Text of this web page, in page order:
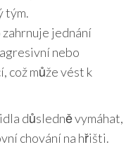
tým.
zahrnuje jednání
nebo
což může vést k
důsledně vymáhat,
chování na hřišti.